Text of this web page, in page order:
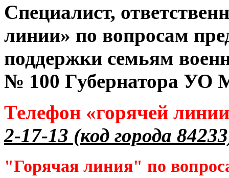
Специалист,
линии» по вопросам
поддержки семьям
№ 100 Губернатора УО
Телефон «горячей
2-17-13 (код города
"Горячая линия" по